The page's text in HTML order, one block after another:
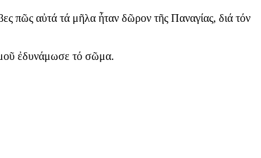
πῶς αὐτά τά μῆλα ἦταν δῶρον τῆς Παναγίας, διά τόν
ἐδυνάμωσε τό σῶμα.